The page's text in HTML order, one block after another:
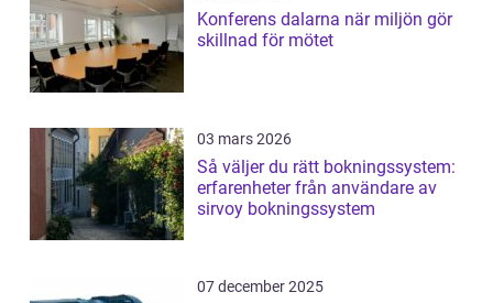
Konferens dalarna när miljön gör
skillnad för mötet
03 mars 2026
Så väljer du rätt bokningssystem:
erfarenheter från användare av
sirvoy bokningssystem
07 december 2025